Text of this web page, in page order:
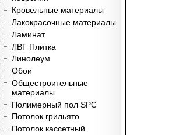
Кровельные материалы
Лакокрасочные материалы
Ламинат
ЛВТ Плитка
Линолеум
Обои
Общестроительные
материалы
Полимерный пол SPC
Потолок грильято
Потолок кассетный